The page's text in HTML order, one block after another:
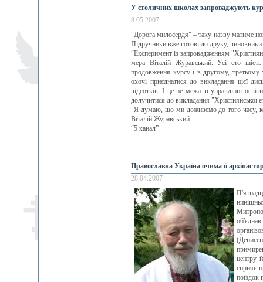
У столичних школах запроваджують
8.05.2007
"Дорога милосердя" – таку назву матиме
Підручники вже готові до друку,
“Експеримент із запровадженням
мера Віталій Журавський. Усі сто
продовження курсу і в другому, третьому
охочі приєднатися до викладання цієї
відсотків. І це не межа: в управлінні
долучитися до викладання "Християнської
"Я думаю, що ми доживемо до того часу,
Віталій Журавський.
“5 канал”
Православна Україна очима її
28.04.2007
центру
сприяє
поїздок